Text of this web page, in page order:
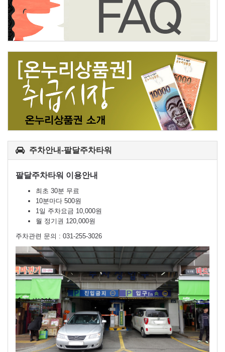
주차안내-팔달주차타워
팔달주차타워 이용안내
최초 30분 무료
10분마다 500원
1일 주차요금 10,000원
월 정기권 120,000원
주차관련 문의 : 031-255-3026